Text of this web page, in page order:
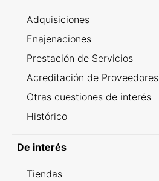
Adquisiciones
Enajenaciones
Prestación de Servicios
Acreditación de Proveedores
Otras cuestiones de interés
Histórico
De interés
Tiendas